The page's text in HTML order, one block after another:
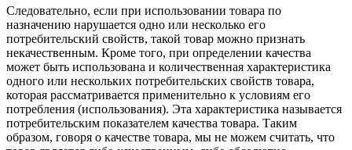
Следовательно, если при использовании товара по
назначению нарушается одно или несколько его
потребительский свойств, такой товар можно признать
некачественным. Кроме того, при определении качества
может быть использована и количественная характеристика
одного или нескольких потребительских свойств товара,
которая рассматривается применительно к условиям его
потребления (использования). Эта характеристика называется
потребительским показателем качества товара. Таким
образом, говоря о качестве товара, мы не можем считать, что